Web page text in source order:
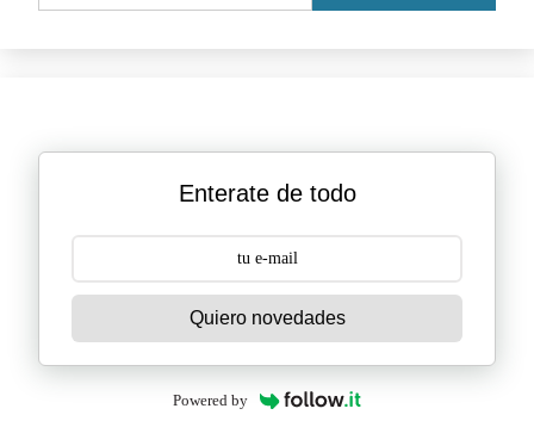
Enterate de todo
Quiero novedades
Powered by